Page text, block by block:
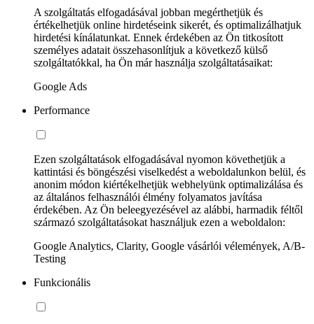
A szolgáltatás elfogadásával jobban megérthetjük és
értékelhetjük online hirdetéseink sikerét, és optimalizálhatjuk
hirdetési kínálatunkat. Ennek érdekében az Ön titkosított
személyes adatait összehasonlítjuk a következő külső
szolgáltatókkal, ha Ön már használja szolgáltatásaikat:
Google Ads
Performance
Ezen szolgáltatások elfogadásával nyomon követhetjük a
kattintási és böngészési viselkedést a weboldalunkon belül, és
anonim módon kiértékelhetjük webhelyünk optimalizálása és
az általános felhasználói élmény folyamatos javítása
érdekében. Az Ön beleegyezésével az alábbi, harmadik féltől
származó szolgáltatásokat használjuk ezen a weboldalon:
Google Analytics, Clarity, Google vásárlói vélemények, A/B-
Testing
Funkcionális